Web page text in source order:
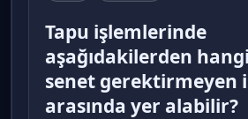
Tapu işlemlerinde
aşağıdakilerden
senet gerektirmeyen
arasında yer alabilir?